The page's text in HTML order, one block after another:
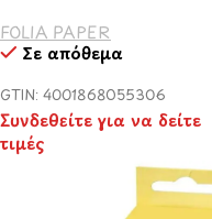
FOLIA PAPER
Σε απόθεμα
GTIN: 4001868055306
Συνδεθείτε για να δείτε
τιμές